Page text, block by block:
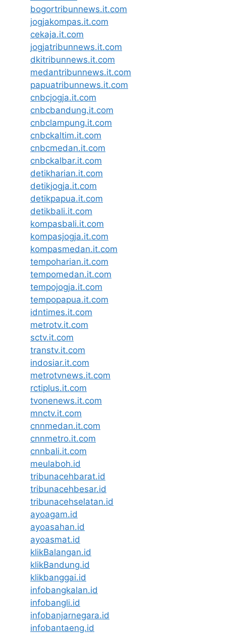
bogortribunnews.it.com
jogjakompas.it.com
cekaja.it.com
jogjatribunnews.it.com
dkitribunnews.it.com
medantribunnews.it.com
papuatribunnews.it.com
cnbcjogja.it.com
cnbcbandung.it.com
cnbclampung.it.com
cnbckaltim.it.com
cnbcmedan.it.com
cnbckalbar.it.com
detikharian.it.com
detikjogja.it.com
detikpapua.it.com
detikbali.it.com
kompasbali.it.com
kompasjogja.it.com
kompasmedan.it.com
tempoharian.it.com
tempomedan.it.com
tempojogja.it.com
tempopapua.it.com
idntimes.it.com
metrotv.it.com
sctv.it.com
transtv.it.com
indosiar.it.com
metrotvnews.it.com
rctiplus.it.com
tvonenews.it.com
mnctv.it.com
cnnmedan.it.com
cnnmetro.it.com
cnnbali.it.com
meulaboh.id
tribunacehbarat.id
tribunacehbesar.id
tribunacehselatan.id
ayoagam.id
ayoasahan.id
ayoasmat.id
klikBalangan.id
klikBandung.id
klikbanggai.id
infobangkalan.id
infobangli.id
infobanjarnegara.id
infobantaeng.id